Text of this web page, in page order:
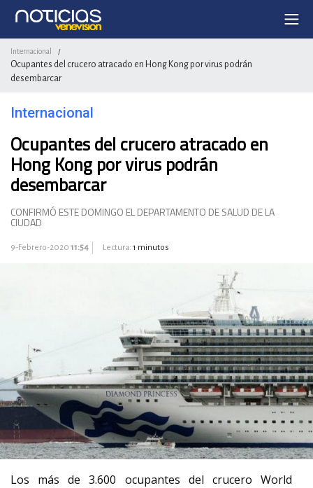
Internacional /
Ocupantes del crucero atracado en Hong Kong por virus podrán
desembarcar
Internacional
Ocupantes del crucero atracado en
Hong Kong por virus podrán
desembarcar
CONFIRMÓ ESTE DOMINGO EL DEPARTAMENTO DE SALUD DE LA
CIUDAD
9-Febrero-2020 11:54 Lectura: 1 minutos
Los más de 3.600 ocupantes del crucero World